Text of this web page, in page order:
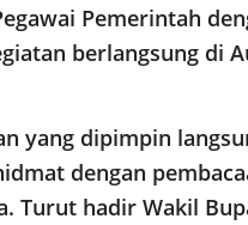
Pemerintah
berlangsung di
yang dipimpin
dengan
Turut hadir Wakil